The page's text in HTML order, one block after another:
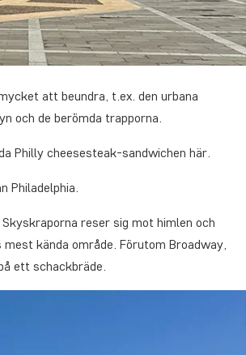
att beundra, t.ex. den urbana
och de berömda trapporna.
Philly cheesesteak-sandwichen här.
Philadelphia.
reser sig mot himlen och
kända område. Förutom Broadway,
ett schackbräde.